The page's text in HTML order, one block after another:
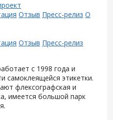
Отзыв Пресс-релиз О
Отзыв Пресс-релиз
с 1998 года и
самоклеящейся этикетки.
флексографская и
имеется большой парк